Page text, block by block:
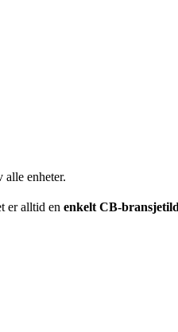
enheter.
er alltid en enkelt CB-